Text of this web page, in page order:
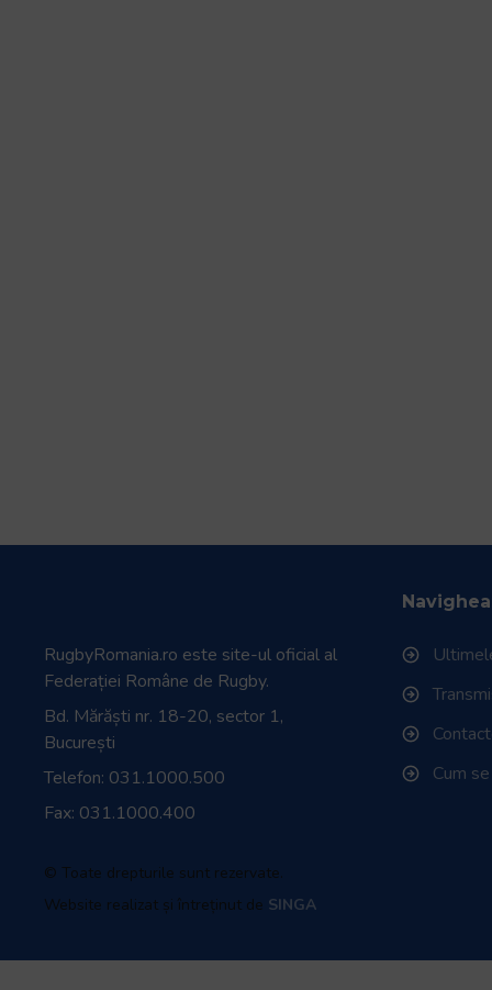
RugbyRomania.ro este site-ul oficial al
Federației Române de Rugby.
Bd. Mărăști nr. 18-20, sector 1,
București
Telefon: 031.1000.500
Fax: 031.1000.400
© Toate drepturile sunt rezervate.
Website realizat și întreținut de SINGA
Cum